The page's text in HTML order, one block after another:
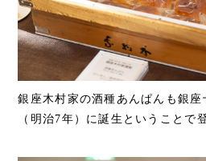
銀座木村家の酒種あんぱんも銀
（明治7年）に誕生ということで